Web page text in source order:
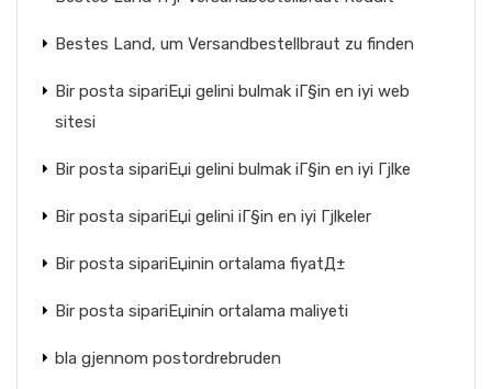
Bestes Land, um Versandbestellbraut zu finden
Bir posta sipariЕџi gelini bulmak iГ§in en iyi web
sitesi
Bir posta sipariЕџi gelini bulmak iГ§in en iyi Гјlke
Bir posta sipariЕџi gelini iГ§in en iyi Гјlkeler
Bir posta sipariЕџinin ortalama fiyatД±
Bir posta sipariЕџinin ortalama maliyeti
bla gjennom postordrebruden